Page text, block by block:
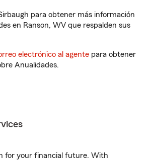
para obtener más información
en Ranson, WV que respalden sus
electrónico al agente para obtener
Anualidades.
for your financial future. With